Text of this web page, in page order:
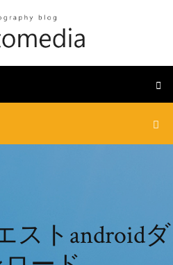
ストandroidダ